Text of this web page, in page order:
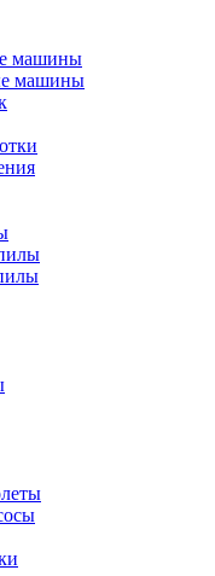
машины
машины